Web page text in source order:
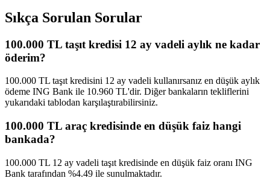
Sıkça Sorulan Sorular
100.000 TL taşıt kredisi 12 ay vadeli aylık ne kadar
öderim?
100.000 TL taşıt kredisini 12 ay vadeli kullanırsanız en düşük aylık
ödeme ING Bank ile 10.960 TL'dir. Diğer bankaların tekliflerini
yukarıdaki tablodan karşılaştırabilirsiniz.
100.000 TL araç kredisinde en düşük faiz hangi
bankada?
100.000 TL 12 ay vadeli taşıt kredisinde en düşük faiz oranı ING
Bank tarafından %4.49 ile sunulmaktadır.